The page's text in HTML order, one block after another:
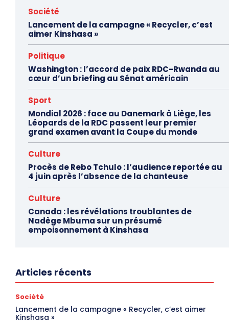
Société
Lancement de la campagne « Recycler, c’est
aimer Kinshasa »
Politique
Washington : l’accord de paix RDC-Rwanda au
cœur d’un briefing au Sénat américain
Sport
Mondial 2026 : face au Danemark à Liège, les
Léopards de la RDC passent leur premier
grand examen avant la Coupe du monde
Culture
Procès de Rebo Tchulo : l’audience reportée au
4 juin après l’absence de la chanteuse
Culture
Canada : les révélations troublantes de
Nadège Mbuma sur un présumé
empoisonnement à Kinshasa
Articles récents
Société
Lancement de la campagne « Recycler, c’est aimer
Kinshasa »